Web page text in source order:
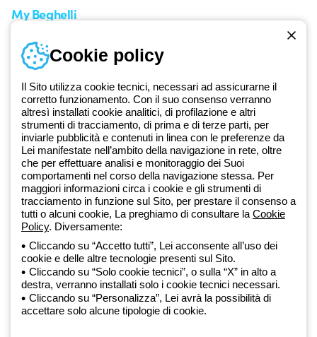
Dal 2025 Beghelli è parte del Gruppo GEWISS, all’interno
dell’ecosistema GEWISS LightZone, dove realizziamo soluzioni di
illuminazione integrate che trasformano la complessità in semplicità,
supportando professionisti e utenti finali nella realizzazione dei loro
bisogni.Scopri di più su GEWISS
My Beghelli
Accedi o registrati
Formazione
Documentazione e software
Iscriviti alla newsletter
Privacy Policy
Cookie policy
Condizioni di vendita
Tutte le policy
Accessibilità
Cookie policy
Il Sito utilizza cookie tecnici, necessari ad assicurarne il
corretto funzionamento. Con il suo consenso verranno
altresì installati cookie analitici, di profilazione e altri
strumenti di tracciamento, di prima e di terze parti, per
inviarle pubblicità e contenuti in linea con le preferenze da
Lei manifestate nell’ambito della navigazione in rete, oltre
che per effettuare analisi e monitoraggio dei Suoi
comportamenti nel corso della navigazione stessa. Per
maggiori informazioni circa i cookie e gli strumenti di
tracciamento in funzione sul Sito, per prestare il consenso a
tutti o alcuni cookie, La preghiamo di consultare la Cookie
Policy. Diversamente:
Cliccando su “Accetto tutti”, Lei acconsente all’uso dei
cookie e delle altre tecnologie presenti sul Sito.
Cliccando su “Solo cookie tecnici”, o sulla “X” in alto a
destra, verranno installati solo i cookie tecnici necessari.
Cliccando su “Personalizza”, Lei avrà la possibilità di
accettare solo alcune tipologie di cookie.